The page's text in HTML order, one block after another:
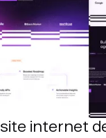
internet